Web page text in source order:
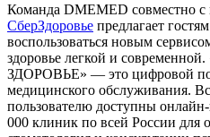
Команда DMEMED совместно
СберЗдоровье предлагает
воспользоваться новым
здоровье легкой и
ЗДОРОВЬЕ» — это цифровой
медицинского обслуживания.
пользователю доступны
000 клиник по всей России для